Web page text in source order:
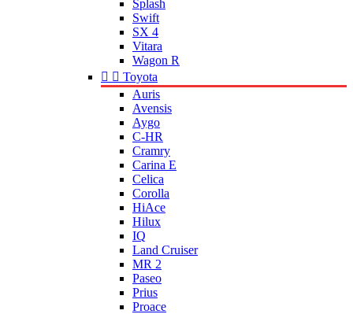
Splash
Swift
SX 4
Vitara
Wagon R
  Toyota
Auris
Avensis
Aygo
C-HR
Cramry
Carina E
Celica
Corolla
HiAce
Hilux
IQ
Land Cruiser
MR 2
Paseo
Prius
Proace